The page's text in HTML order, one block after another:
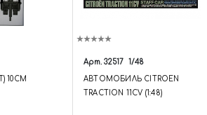
10CM
Арт. 32517 1/48
АВТОМОБИЛЬ CITROEN
TRACTION 11CV (1:48)